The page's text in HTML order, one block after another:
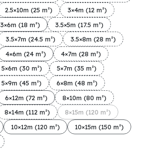
2.5×10m (25 m²)
3×4m (12 m²)
3×6m (18 m²)
3.5×5m (17.5 m²)
3.5×7m (24.5 m²)
3.5×8m (28 m²)
4×6m (24 m²)
4×7m (28 m²)
5×6m (30 m²)
5×7m (35 m²)
5×9m (45 m²)
6×8m (48 m²)
6×12m (72 m²)
8×10m (80 m²)
8×14m (112 m²)
8×15m (120 m²)
10×12m (120 m²)
10×15m (150 m²)